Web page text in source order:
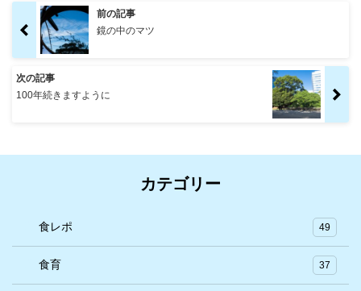
前の記事
鏡の中のマツ
次の記事
100年続きますように
カテゴリー
食レポ 49
食育 37